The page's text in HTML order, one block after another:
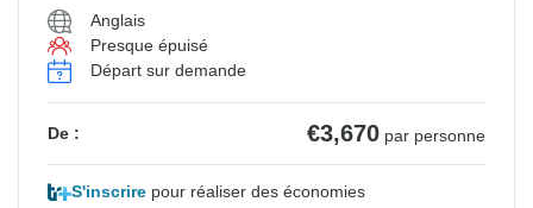
Anglais
Presque épuisé
Départ sur demande
De : €3,670 par personne
S'inscrire pour réaliser des économies